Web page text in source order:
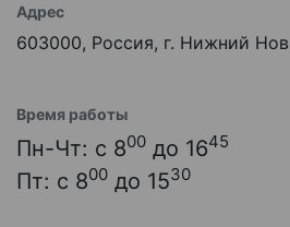
Адрес
603000, Россия, г. Нижний
Время работы
Пн-Чт: с 800 до 1645
Пт: с 800 до 1530